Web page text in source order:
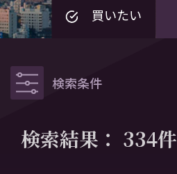
買いたい
検索条件
検索結果： 334件